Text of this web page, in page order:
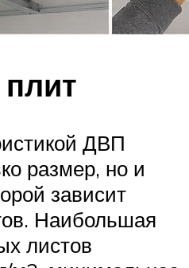
ДВП
размер, но и
зависит
Наибольшая
листов